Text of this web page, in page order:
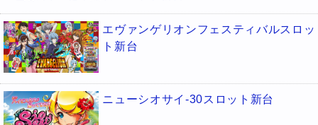
エヴァンゲリオンフェスティバルスロッ
ト新台
ニューシオサイ-30スロット新台